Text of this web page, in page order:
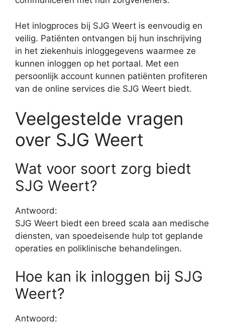
Het inlogproces bij SJG Weert is eenvoudig en
veilig. Patiënten ontvangen bij hun inschrijving
in het ziekenhuis inloggegevens waarmee ze
kunnen inloggen op het portaal. Met een
persoonlijk account kunnen patiënten profiteren
van de online services die SJG Weert biedt.
Veelgestelde vragen
over SJG Weert
Wat voor soort zorg biedt
SJG Weert?
Antwoord:
SJG Weert biedt een breed scala aan medische
diensten, van spoedeisende hulp tot geplande
operaties en poliklinische behandelingen.
Hoe kan ik inloggen bij SJG
Weert?
Antwoord: